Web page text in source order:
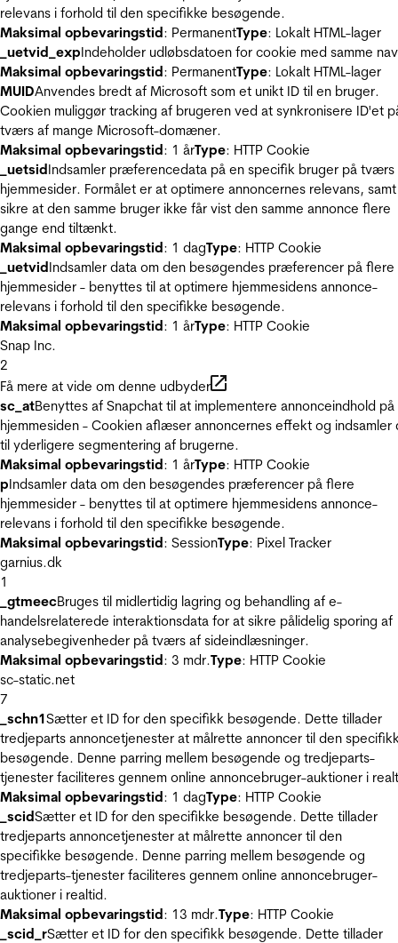
relevans i forhold til den specifikke besøgende.
Maksimal opbevaringstid: PermanentType: Lokalt HTML-lager
_uetvid_expIndeholder udløbsdatoen for cookie med samme
Maksimal opbevaringstid: PermanentType: Lokalt HTML-lager
MUIDAnvendes bredt af Microsoft som et unikt ID til en bruger.
Cookien muliggør tracking af brugeren ved at synkronisere ID'et
tværs af mange Microsoft-domæner.
Maksimal opbevaringstid: 1 årType: HTTP Cookie
_uetsidIndsamler præferencedata på en specifik bruger på tværs
hjemmesider. Formålet er at optimere annoncernes relevans, samt
sikre at den samme bruger ikke får vist den samme annonce flere
gange end tiltænkt.
Maksimal opbevaringstid: 1 dagType: HTTP Cookie
_uetvidIndsamler data om den besøgendes præferencer på flere
hjemmesider - benyttes til at optimere hjemmesidens annonce-
relevans i forhold til den specifikke besøgende.
Maksimal opbevaringstid: 1 årType: HTTP Cookie
Snap Inc.
2
Få mere at vide om denne udbyder
sc_atBenyttes af Snapchat til at implementere annonceindhold på
hjemmesiden - Cookien aflæser annoncernes effekt og indsamler
til yderligere segmentering af brugerne.
Maksimal opbevaringstid: 1 årType: HTTP Cookie
pIndsamler data om den besøgendes præferencer på flere
hjemmesider - benyttes til at optimere hjemmesidens annonce-
relevans i forhold til den specifikke besøgende.
Maksimal opbevaringstid: SessionType: Pixel Tracker
garnius.dk
1
_gtmeecBruges til midlertidig lagring og behandling af e-
handelsrelaterede interaktionsdata for at sikre pålidelig sporing af
analysebegivenheder på tværs af sideindlæsninger.
Maksimal opbevaringstid: 3 mdr.Type: HTTP Cookie
sc-static.net
7
_schn1Sætter et ID for den specifikk besøgende. Dette tillader
tredjeparts annoncetjenester at målrette annoncer til den
besøgende. Denne parring mellem besøgende og tredjeparts-
tjenester faciliteres gennem online annoncebruger-auktioner i
Maksimal opbevaringstid: 1 dagType: HTTP Cookie
_scidSætter et ID for den specifikke besøgende. Dette tillader
tredjeparts annoncetjenester at målrette annoncer til den
specifikke besøgende. Denne parring mellem besøgende og
tredjeparts-tjenester faciliteres gennem online annoncebruger-
auktioner i realtid.
Maksimal opbevaringstid: 13 mdr.Type: HTTP Cookie
_scid_rSætter et ID for den specifikk besøgende. Dette tillader